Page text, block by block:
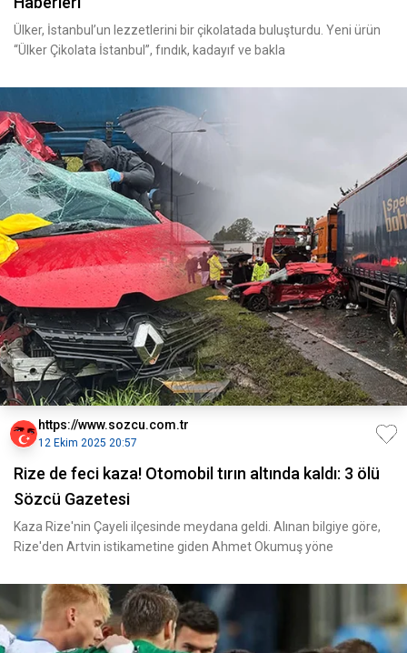
Ülker, İstanbul’un lezzetlerini bir çikolatada buluşturdu. Yeni ürün
“Ülker Çikolata İstanbul”, fındık, kadayıf ve bakla
https://www.sozcu.com.tr
12 Ekim 2025 20:57
Rize de feci kaza! Otomobil tırın altında kaldı: 3 ölü
Sözcü Gazetesi
Kaza Rize'nin Çayeli ilçesinde meydana geldi. Alınan bilgiye göre,
Rize'den Artvin istikametine giden Ahmet Okumuş yöne